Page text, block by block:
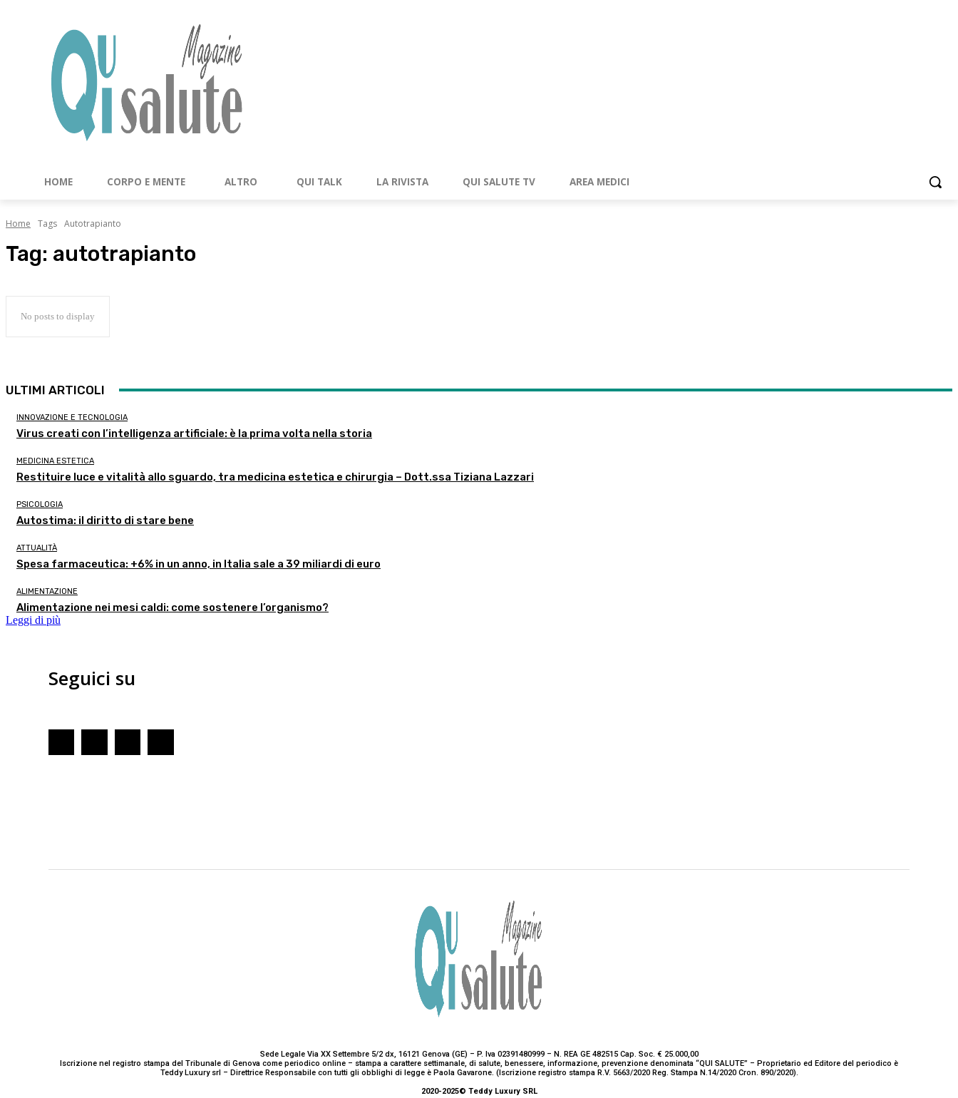
HOME CORPO E MENTE ALTRO QUI TALK LA RIVISTA QUI SALUTE TV AREA MEDICI
Home Tags Autotrapianto
Tag: autotrapianto
No posts to display
ULTIMI ARTICOLI
INNOVAZIONE E TECNOLOGIA
Virus creati con l’intelligenza artificiale: è la prima volta nella storia
MEDICINA ESTETICA
Restituire luce e vitalità allo sguardo, tra medicina estetica e chirurgia – Dott.ssa Tiziana Lazzari
PSICOLOGIA
Autostima: il diritto di stare bene
ATTUALITÀ
Spesa farmaceutica: +6% in un anno, in Italia sale a 39 miliardi di euro
ALIMENTAZIONE
Alimentazione nei mesi caldi: come sostenere l’organismo?
Leggi di più
Seguici su
Sede Legale Via XX Settembre 5/2 dx, 16121 Genova (GE) – P. Iva 02391480999 – N. REA GE 482515 Cap. Soc. € 25.000,00
Iscrizione nel registro stampa del Tribunale di Genova come periodico online – stampa a carattere settimanale, di salute, benessere, informazione, prevenzione denominata “QUI SALUTE” – Proprietario ed Editore del periodico è
Teddy Luxury srl – Direttrice Responsabile con tutti gli obblighi di legge è Paola Gavarone. (Iscrizione registro stampa R.V. 5663/2020 Reg. Stampa N.14/2020 Cron. 890/2020).
2020-2025© Teddy Luxury SRL